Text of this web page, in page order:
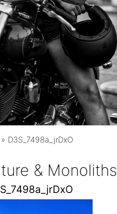
» D3S_7498a_jrDxO
& Monoliths